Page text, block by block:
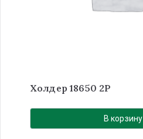
Холдер 18650 2P
В корзину